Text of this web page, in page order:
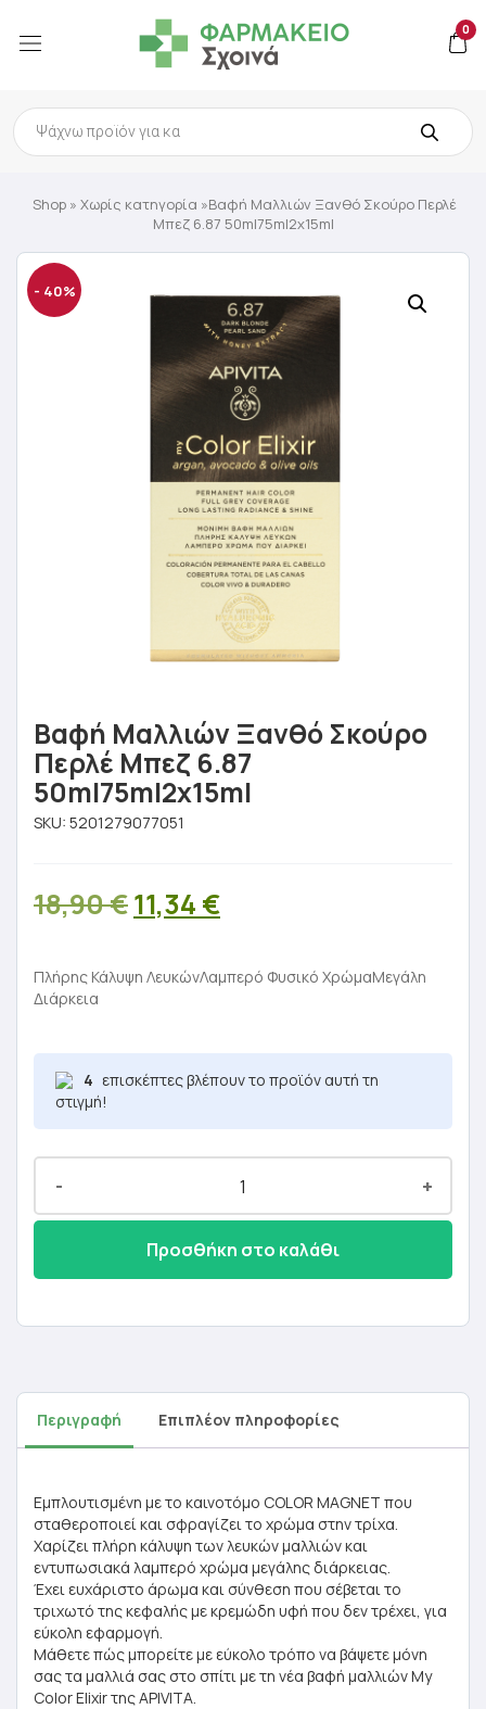
0
Products
search
Shop » Χωρίς κατηγορία »Βαφή Μαλλιών Ξανθό Σκούρο Περλέ
Μπεζ 6.87 50ml75ml2x15ml
- 40%
Βαφή Μαλλιών Ξανθό Σκούρο
Περλέ Μπεζ 6.87
50ml75ml2x15ml
SKU: 5201279077051
18,90€Original
was:
11,34 €Η
τιμή
11,34 €.
Πλήρης Κάλυψη ΛευκώνΛαμπερό Φυσικό ΧρώμαΜεγάλη
Διάρκεια
4 επισκέπτες βλέπουν το προϊόν αυτή τη
στιγμή!
- +
Προσθήκη στο καλάθι
Περιγραφή Επιπλέον πληροφορίες
Εμπλουτισμένη με το καινοτόμο COLOR MAGNET που
σταθεροποιεί και σφραγίζει το χρώμα στην τρίχα.
Χαρίζει πλήρη κάλυψη των λευκών μαλλιών και
εντυπωσιακά λαμπερό χρώμα μεγάλης διάρκειας.
Έχει ευχάριστο άρωμα και σύνθεση που σέβεται το
τριχωτό της κεφαλής με κρεμώδη υφή που δεν τρέχει, για
εύκολη εφαρμογή.
Μάθετε πώς μπορείτε με εύκολο τρόπο να βάψετε μόνη
σας τα μαλλιά σας στο σπίτι με τη νέα βαφή μαλλιών My
Color Elixir της APIVITA.